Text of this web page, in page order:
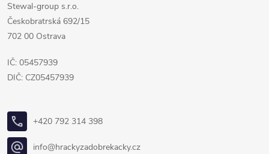
Stewal-group s.r.o.
Českobratrská 692/15
702 00 Ostrava
IČ: 05457939
DIČ: CZ05457939
+420 792 314 398
info@hrackyzadobrekacky.cz